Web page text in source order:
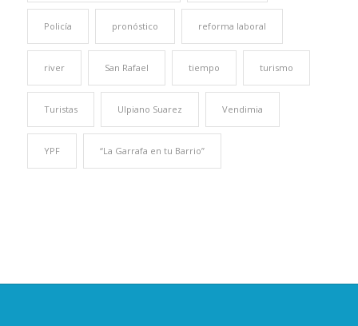
Policía pronóstico reforma laboral
river San Rafael tiempo turismo
Turistas Ulpiano Suarez Vendimia
YPF “La Garrafa en tu Barrio”